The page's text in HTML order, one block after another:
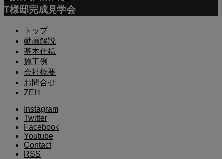
T様邸完成見学会
トップ
動画解説
基本仕様
施工例
会社概要
お問合せ
ZEH
Instagram
Twitter
Facebook
Youtube
Contact
RSS